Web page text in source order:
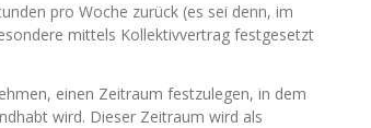
pro Woche zurück (es sei denn, im
mittels Kollektivvertrag festgesetzt
einen Zeitraum festzulegen, in dem
wird. Dieser Zeitraum wird als